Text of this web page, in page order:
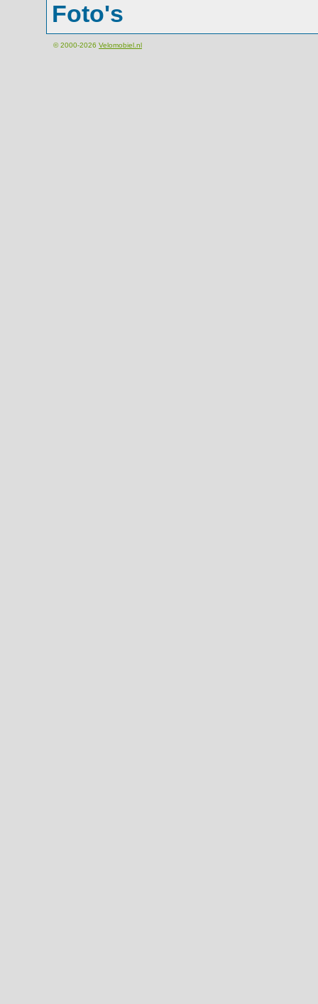
Foto's
© 2000-2026 Velomobiel.nl